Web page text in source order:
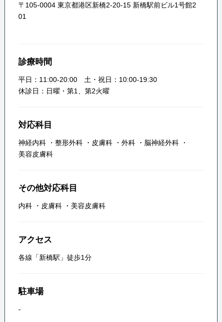
〒105-0004 東京都港区新橋2-20-15 新橋駅前ビル1号館2
01
診療時間
平日：11:00-20:00 土・祝日：10:00-19:30
休診日：日曜・第1、第2火曜
対応科目
神経内科 ・ 整形外科 ・ 皮膚科 ・ 外科 ・ 脳神経外科
・
美容皮膚科
その他対応科目
内科 ・ 皮膚科 ・ 美容皮膚科
アクセス
各線「新橋駅」徒歩1分
駐車場
-